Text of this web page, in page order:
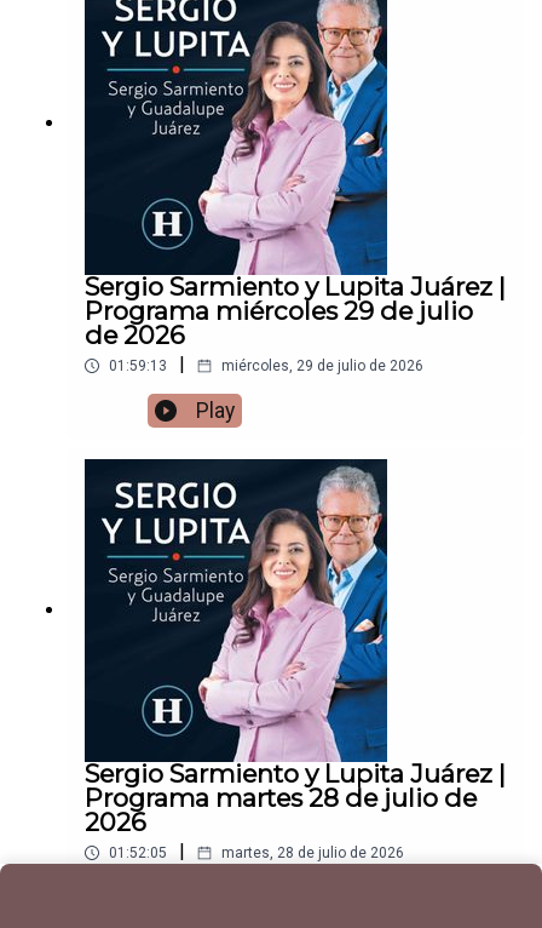
Sergio Sarmiento y Lupita Juárez |
Programa miércoles 29 de julio
de 2026
01:59:13 miércoles, 29 de julio de 2026
Play
Sergio Sarmiento y Lupita Juárez |
Programa martes 28 de julio de
2026
01:52:05 martes, 28 de julio de 2026